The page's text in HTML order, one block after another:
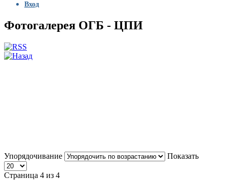
Вход
Фотогалерея ОГБ - ЦПИ
Упорядочивание Показать
Страница 4 из 4